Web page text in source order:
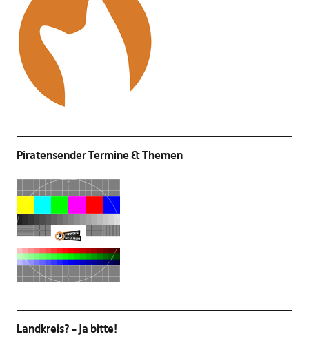
Piratensender Termine & Themen
Landkreis? – Ja bitte!